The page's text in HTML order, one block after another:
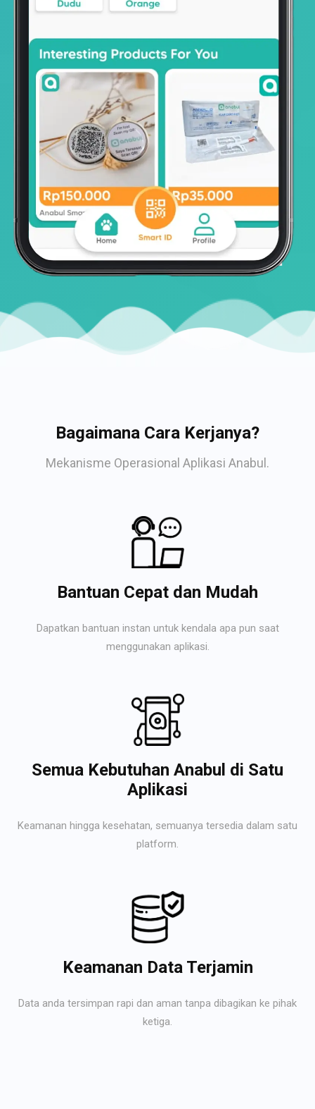
Bagaimana Cara Kerjanya?
Mekanisme Operasional Aplikasi Anabul.
Bantuan Cepat dan Mudah
Dapatkan bantuan instan untuk kendala apa pun saat
menggunakan aplikasi.
Semua Kebutuhan Anabul di Satu
Aplikasi
Keamanan hingga kesehatan, semuanya tersedia dalam satu
platform.
Keamanan Data Terjamin
Data anda tersimpan rapi dan aman tanpa dibagikan ke pihak
ketiga.